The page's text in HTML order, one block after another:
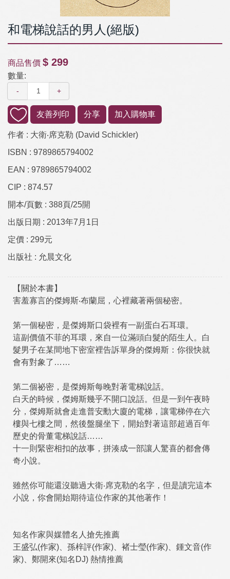
和電梯說話的男人(絕版)
商品售價 $ 299
數量:
- +
友善列印 分享 加入購物車
作者 : 大衛‧席克勒 (David Schickler)
ISBN : 9789865794002
EAN : 9789865794002
CIP : 874.57
開本/頁數 : 388頁/25開
出版日期 : 2013年7月1日
定價 : 299元
出版社 : 允晨文化
【關於本書】
害羞寡言的傑姆斯‧布蘭屈，心裡藏著兩個秘密。
第一個秘密，是傑姆斯口袋裡有一副蛋白石耳環。
這副價值不菲的耳環，來自一位滿頭白髮的陌生人。白
髮男子在某間地下密室裡告訴單身的傑姆斯：你很快就
會有對象了……
第二個祕密，是傑姆斯每晚對著電梯說話。
白天的時候，傑姆斯幾乎不開口說話。但是一到午夜時
分，傑姆斯就會走進普安勳大廈的電梯，讓電梯停在六
樓與七樓之間，然後盤腿坐下，開始對著這部超過百年
歷史的骨董電梯說話……
十一則緊密相扣的故事，拼湊成一部讓人驚喜的都會傳
奇小說。
雖然你可能還沒聽過大衛‧席克勒的名字，但是讀完這本
小說，你會開始期待這位作家的其他著作！
知名作家與媒體名人搶先推薦
王盛弘(作家)、孫梓評(作家)、褚士瑩(作家)、鍾文音(作
家)、鄭開來(知名DJ) 熱情推薦